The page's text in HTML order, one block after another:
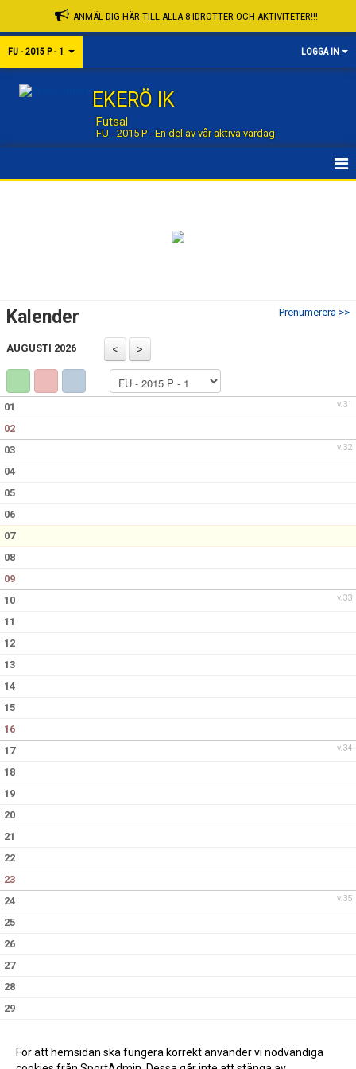
ANMÄL DIG HÄR TILL ALLA 8 IDROTTER OCH AKTIVITETER!!!
FU - 2015 P - 1 LOGGA IN
EKERÖ IK
Futsal
FU - 2015 P - En del av vår aktiva vardag
SPELARE & LEDARE
Prenumerera >>
Kalender
AUGUSTI 2026
v.31
01
02
v.32
03
04
05
06
07
08
09
v.33
10
11
12
13
14
15
16
v.34
17
18
19
20
21
22
23
v.35
24
25
26
27
28
29
För att hemsidan ska fungera korrekt använder vi nödvändiga